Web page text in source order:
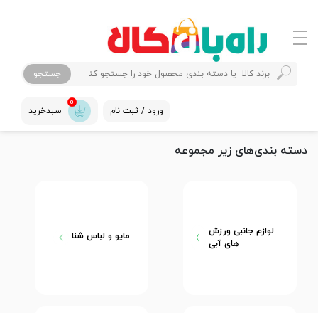
جستجو
ورود / ثبت نام
0
سبدخرید
دسته بندی‌های زیر مجموعه
لوازم جانبی ورزش
های آبی
مایو و لباس شنا